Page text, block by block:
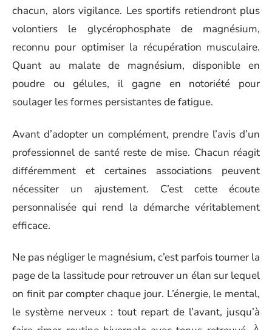
chacun, alors vigilance. Les sportifs retiendront plus
volontiers le glycérophosphate de magnésium,
reconnu pour optimiser la récupération musculaire.
Quant au malate de magnésium, disponible en
poudre ou gélules, il gagne en notoriété pour
soulager les formes persistantes de fatigue.
Avant d’adopter un complément, prendre l’avis d’un
professionnel de santé reste de mise. Chacun réagit
différemment et certaines associations peuvent
nécessiter un ajustement. C’est cette écoute
personnalisée qui rend la démarche véritablement
efficace.
Ne pas négliger le magnésium, c’est parfois tourner la
page de la lassitude pour retrouver un élan sur lequel
on finit par compter chaque jour. L’énergie, le mental,
le système nerveux : tout repart de l’avant, jusqu’à